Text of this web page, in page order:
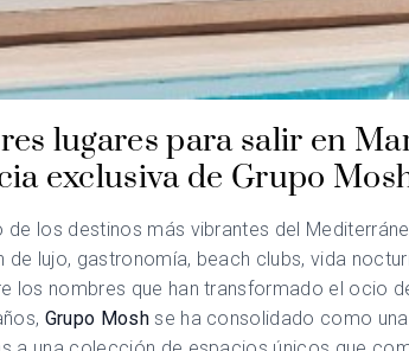
lugares para salir en
exclusiva de Grupo
de los destinos más vibrantes del
de lujo, gastronomía, beach clubs, vida
los nombres que han transformado el ocio
Grupo Moshse ha consolidado como